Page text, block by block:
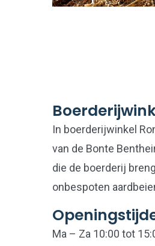
In boerderijwinkel
van de Bonte
die de boerderij
onbespoten
Ma – Za 10:00 tot